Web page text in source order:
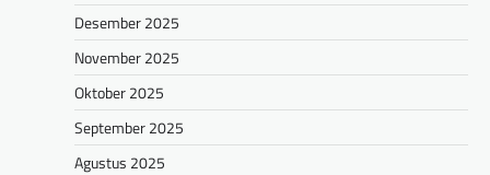
Desember 2025
November 2025
Oktober 2025
September 2025
Agustus 2025